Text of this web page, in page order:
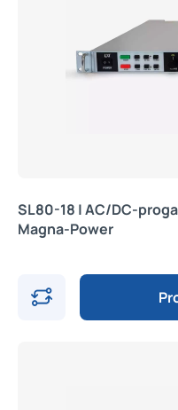
SL80-18 | AC/DC-
Magna-Power